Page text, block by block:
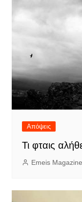
Απόψεις
Τι φταις
Emeis Magazine